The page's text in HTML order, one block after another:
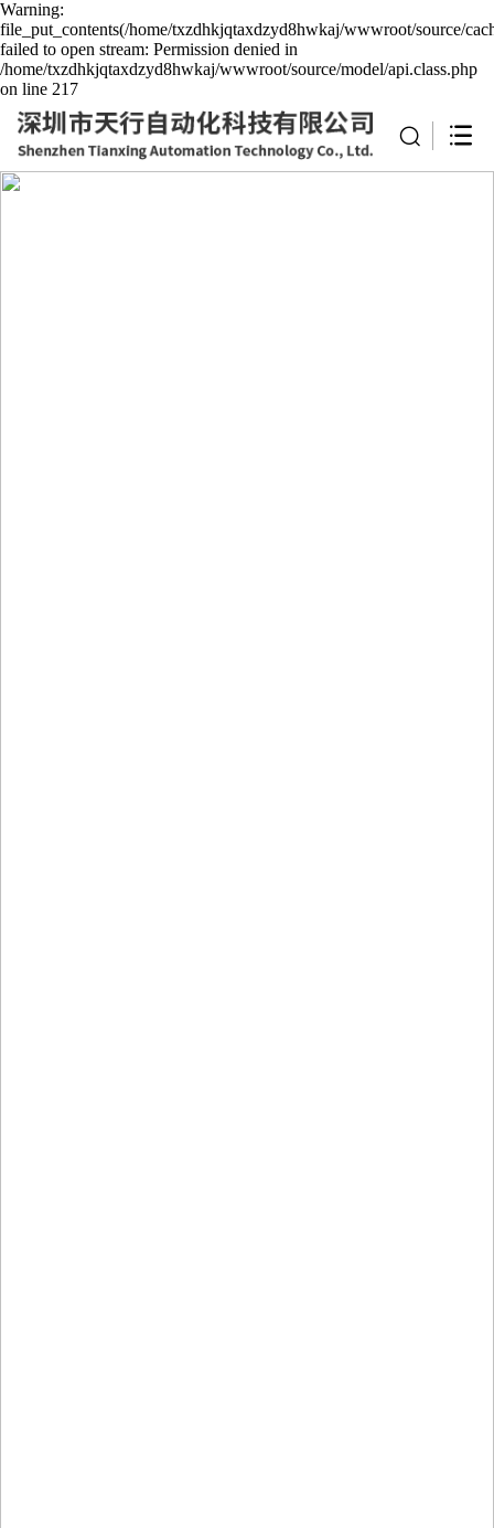
Warning:
file_put_contents(/home/txzdhkjqtaxdzyd8hwkaj/wwwroot/source/
failed to open stream: Permission denied in
/home/txzdhkjqtaxdzyd8hwkaj/wwwroot/source/model/api.class.php
on line 217